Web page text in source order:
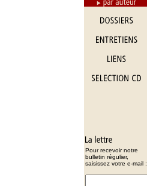
Pour recevoir notre
bulletin régulier,
saisissez votre e-mail :